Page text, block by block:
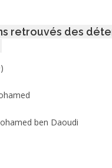
retrouvés des
Post
3416
ben Daoudi